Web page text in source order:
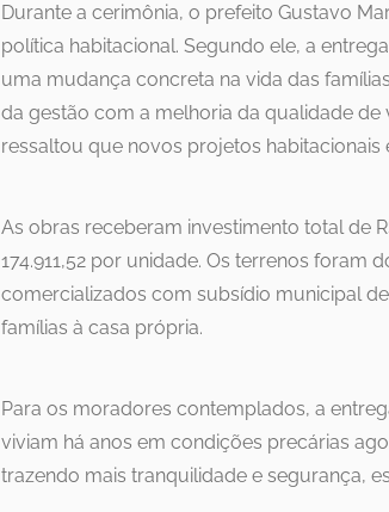
Durante a cerimônia, o prefeito Gustavo
política habitacional. Segundo ele, a
uma mudança concreta na vida das
da gestão com a melhoria da qualidade
ressaltou que novos projetos
As obras receberam investimento total de
174.911,52 por unidade. Os terrenos foram
comercializados com subsídio municipal
famílias à casa própria.
Para os moradores contemplados, a
viviam há anos em condições precárias
trazendo mais tranquilidade e segurança,